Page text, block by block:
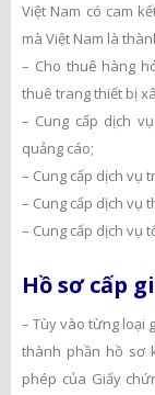
Việt Nam có cam
mà Việt Nam là
– Cho thuê hàng
thuê trang thiết bị
– Cung cấp dịch
quảng cáo;
– Cung cấp dịch vụ
– Cung cấp dịch vụ
– Cung cấp dịch vụ
Hồ sơ cấp
– Tùy vào từng loại
thành phần hồ sơ
phép của Giấy